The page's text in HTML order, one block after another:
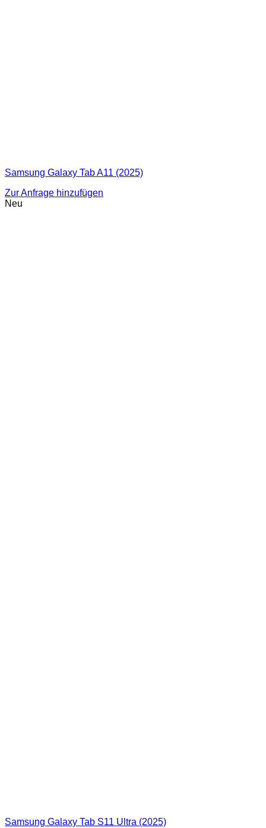
Samsung Galaxy Tab A11 (2025)
Zur Anfrage hinzufügen
Neu
Samsung Galaxy Tab S11 Ultra (2025)